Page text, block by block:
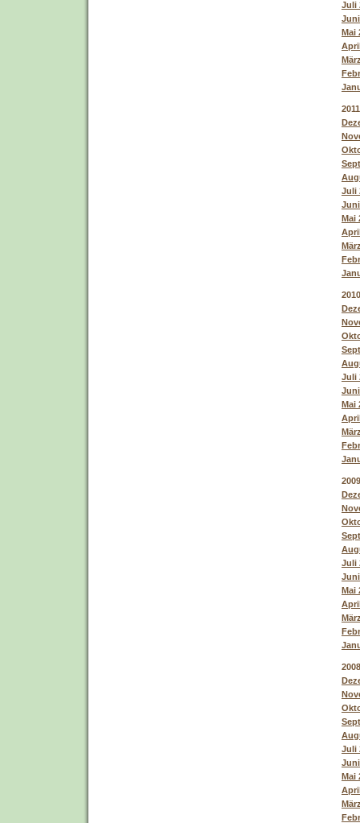
Juli
Mai
2011
Juli
Mai
2010
Juli
Mai
2009
Juli
Mai
2008
Juli
Mai